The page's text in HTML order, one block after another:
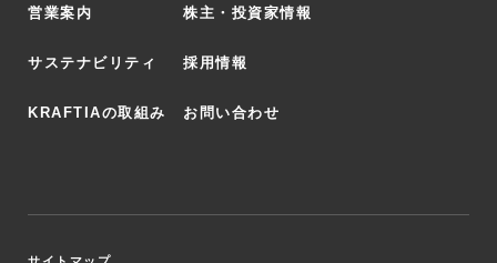
営業案内 株主・投資家情報
サステナビリティ 採用情報
KRAFTIAの取組み お問い合わせ